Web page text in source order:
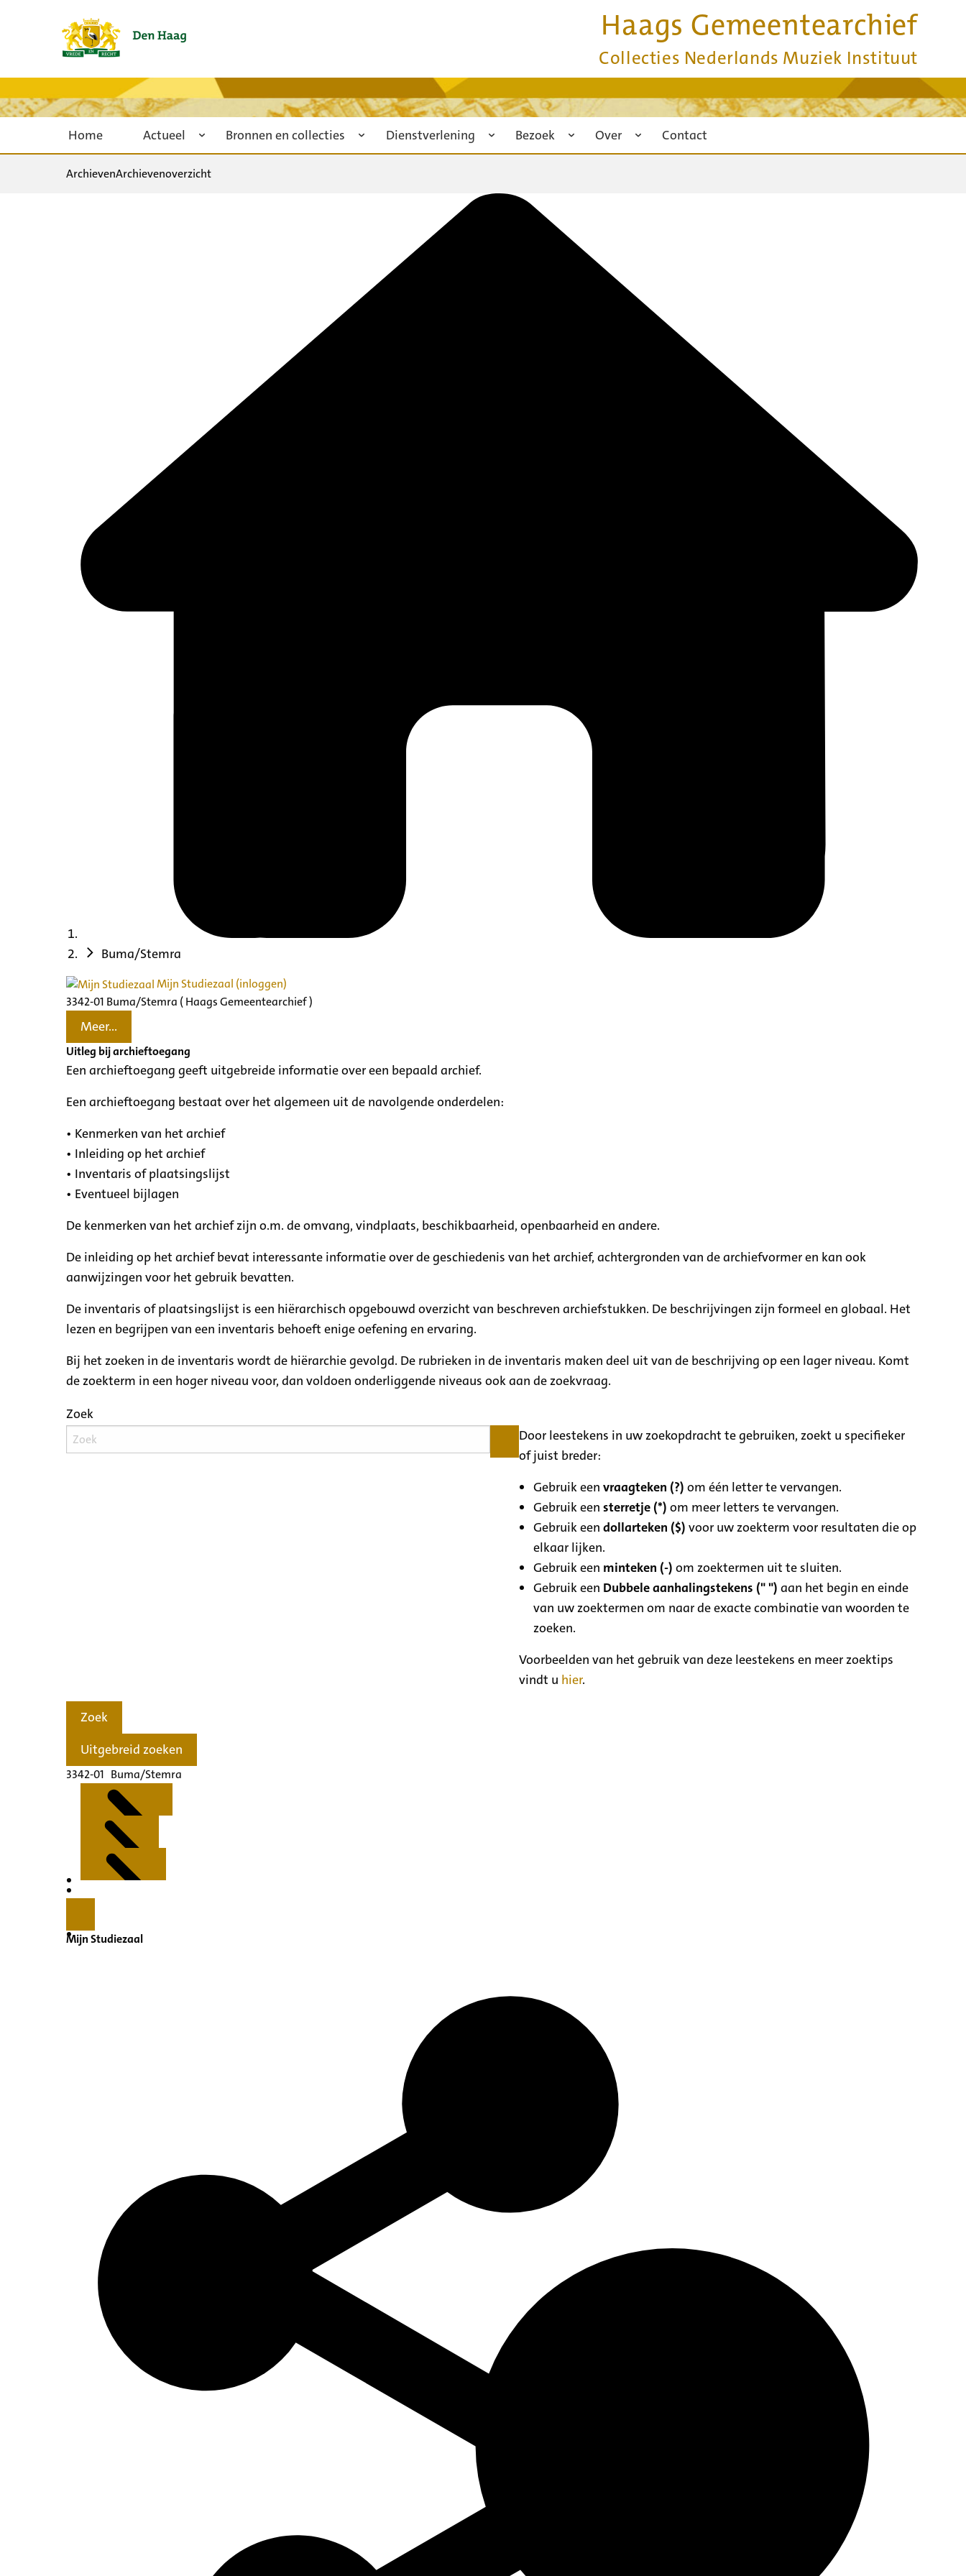
Haags Gemeentearchief
Collecties Nederlands Muziek Instituut
Home Actueel Bronnen en collecties Dienstverlening Bezoek Over Contact
ArchievenArchievenoverzicht
Buma/Stemra
Mijn Studiezaal (inloggen)
3342-01 Buma/Stemra ( Haags Gemeentearchief )
Meer...
Uitleg bij archieftoegang
Een archieftoegang geeft uitgebreide informatie over een bepaald archief.
Een archieftoegang bestaat over het algemeen uit de navolgende onderdelen:
• Kenmerken van het archief
• Inleiding op het archief
• Inventaris of plaatsingslijst
• Eventueel bijlagen
De kenmerken van het archief zijn o.m. de omvang, vindplaats, beschikbaarheid, openbaarheid en andere.
De inleiding op het archief bevat interessante informatie over de geschiedenis van het archief, achtergronden van de archiefvormer en kan ook
aanwijzingen voor het gebruik bevatten.
De inventaris of plaatsingslijst is een hiërarchisch opgebouwd overzicht van beschreven archiefstukken. De beschrijvingen zijn formeel en globaal. Het
lezen en begrijpen van een inventaris behoeft enige oefening en ervaring.
Bij het zoeken in de inventaris wordt de hiërarchie gevolgd. De rubrieken in de inventaris maken deel uit van de beschrijving op een lager niveau. Komt
de zoekterm in een hoger niveau voor, dan voldoen onderliggende niveaus ook aan de zoekvraag.
Zoek
Door leestekens in uw zoekopdracht te gebruiken, zoekt u specifieker
of juist breder:
Gebruik eenvraagteken (?) om één letter te vervangen.
Gebruik eensterretje (*) om meer letters te vervangen.
Gebruik eendollarteken ($) voor uw zoekterm voor resultaten die op
elkaar lijken.
Gebruik een minteken (-) om zoektermen uit te sluiten.
Gebruik een Dubbele aanhalingstekens (" ") aan het begin en einde
van uw zoektermen om naar de exacte combinatie van woorden te
zoeken.
Voorbeelden van het gebruik van deze leestekens en meer zoektips
vindt u hier.
Zoek
Uitgebreid zoeken
3342-01 Buma/Stemra
Inventaris
Mijn Studiezaal